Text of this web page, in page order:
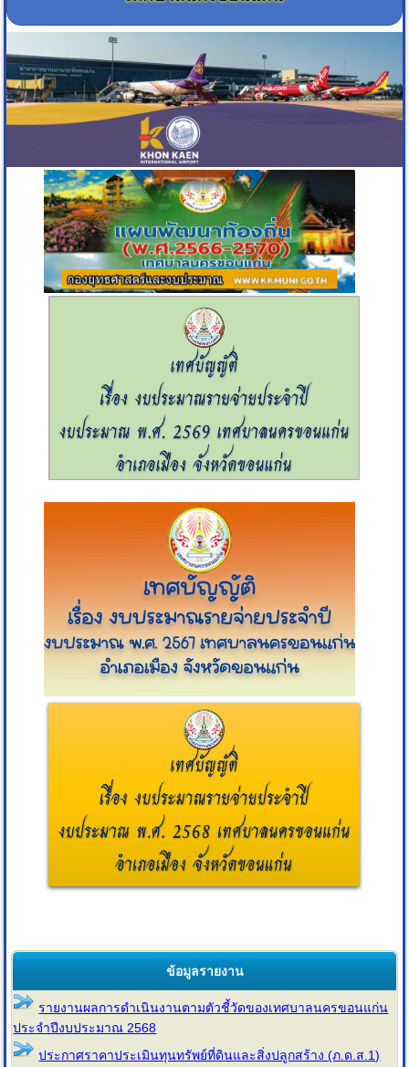
ข้อมูลรายงาน
รายงานผลการดำเนินงานตามตัวชี้วัดของเทศบาลนครขอนแก่น
ประจำปีงบประมาณ 2568
ประกาศราคาประเมินทุนทรัพย์ที่ดินและสิ่งปลูกสร้าง (ภ.ด.ส.1)